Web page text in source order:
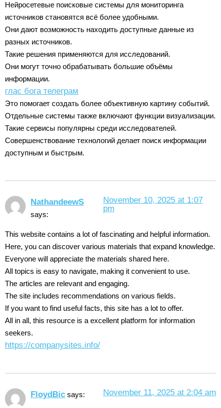
Нейросетевые поисковые системы для мониторинга
источников становятся всё более удобными.
Они дают возможность находить доступные данные из
разных источников.
Такие решения применяются для исследований.
Они могут точно обрабатывать большие объёмы
информации.
глас бога телеграм
Это помогает создать более объективную картину событий.
Отдельные системы также включают функции визуализации.
Такие сервисы популярны среди исследователей.
Совершенствование технологий делает поиск информации
доступным и быстрым.
NathandeewS
says:
November 10, 2025 at 1:07
pm
This website contains a lot of fascinating and helpful information.
Here, you can discover various materials that expand knowledge.
Everyone will appreciate the materials shared here.
All topics is easy to navigate, making it convenient to use.
The articles are relevant and engaging.
The site includes recommendations on various fields.
If you want to find useful facts, this site has a lot to offer.
All in all, this resource is a excellent platform for information
seekers.
https://companysites.info/
FloydBic says: November 11, 2025 at 2:04 am